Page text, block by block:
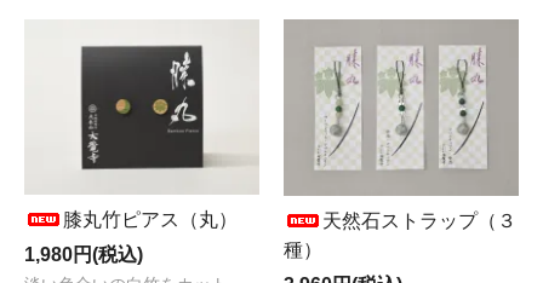
膝丸竹ピアス（丸）
1,980円(税込)
天然石ストラップ（３
種）